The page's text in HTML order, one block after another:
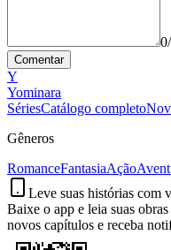
0
Comentar
Y
Yominara
SériesCatálogo completo
Gêneros
RomanceFantasiaAção
Leve suas histórias com
Baixe o app e leia suas
novos capítulos e receba